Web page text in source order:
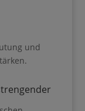
und